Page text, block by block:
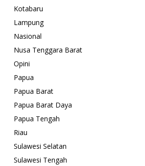
Kotabaru
Lampung
Nasional
Nusa Tenggara Barat
Opini
Papua
Papua Barat
Papua Barat Daya
Papua Tengah
Riau
Sulawesi Selatan
Sulawesi Tengah